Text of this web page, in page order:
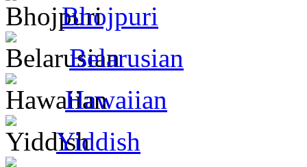
Bhojpuri
Belarusian
Hawaiian
Yiddish